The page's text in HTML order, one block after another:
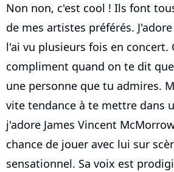
Non non, c'est cool ! Ils font
de mes artistes préférés.
l'ai vu plusieurs fois en concert.
compliment quand on te dit
une personne que tu admires.
vite tendance à te mettre dans
j'adore James Vincent
chance de jouer avec lui sur
sensationnel. Sa voix est